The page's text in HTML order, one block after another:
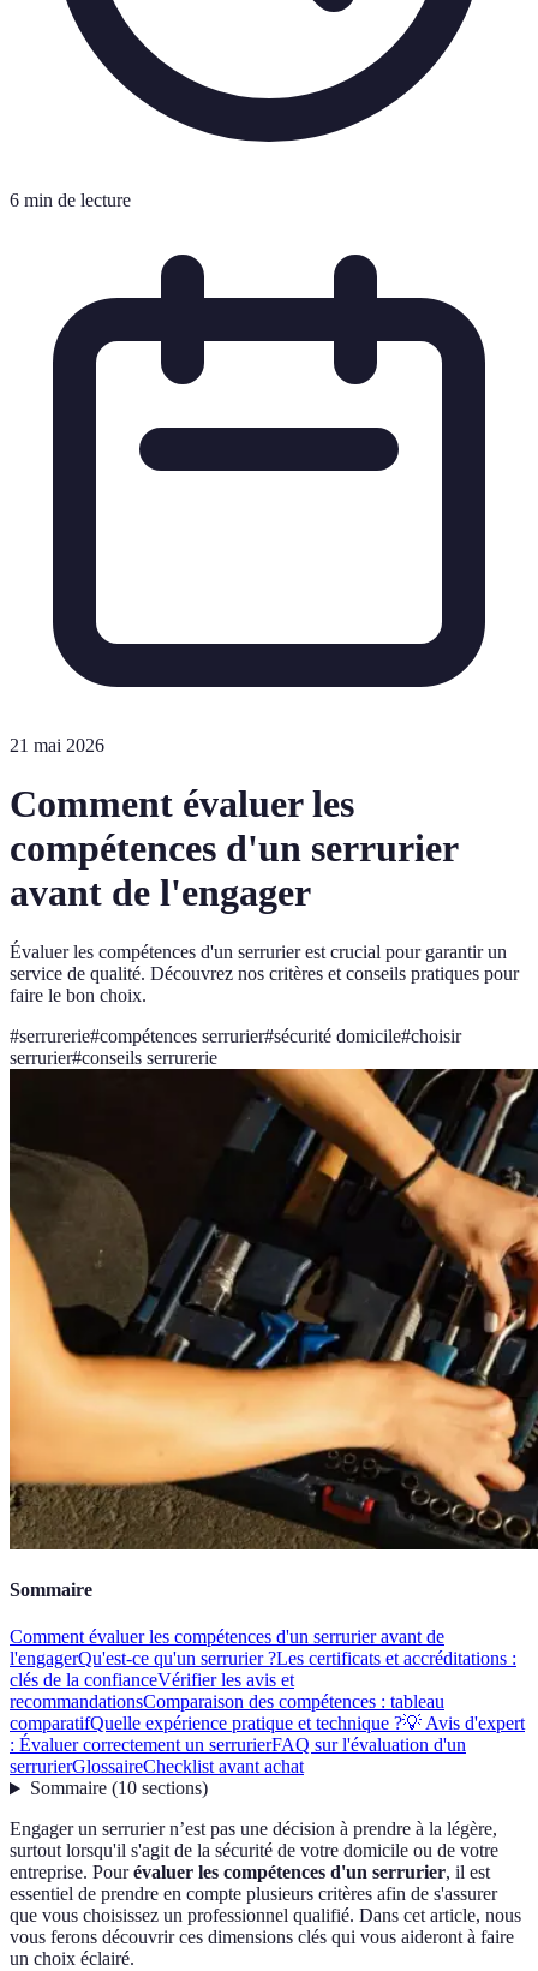
6 min de lecture
21 mai 2026
Comment évaluer les
compétences d'un serrurier
avant de l'engager
Évaluer les compétences d'un serrurier est crucial pour garantir un
service de qualité. Découvrez nos critères et conseils pratiques pour
faire le bon choix.
#serrurerie#compétences serrurier#sécurité domicile#choisir
serrurier#conseils serrurerie
Sommaire
Comment évaluer les compétences d'un serrurier avant de
l'engagerQu'est-ce qu'un serrurier ?Les certificats et accréditations :
clés de la confianceVérifier les avis et
recommandationsComparaison des compétences : tableau
comparatifQuelle expérience pratique et technique ?💡 Avis d'expert
: Évaluer correctement un serrurierFAQ sur l'évaluation d'un
serrurierGlossaireChecklist avant achat
Sommaire(10 sections)
Engager un serrurier n’est pas une décision à prendre à la légère,
surtout lorsqu'il s'agit de la sécurité de votre domicile ou de votre
entreprise. Pourévaluer les compétences d'un serrurier, il est
essentiel de prendre en compte plusieurs critères afin de s'assurer
que vous choisissez un professionnel qualifié. Dans cet article, nous
vous ferons découvrir ces dimensions clés qui vous aideront à faire
un choix éclairé.